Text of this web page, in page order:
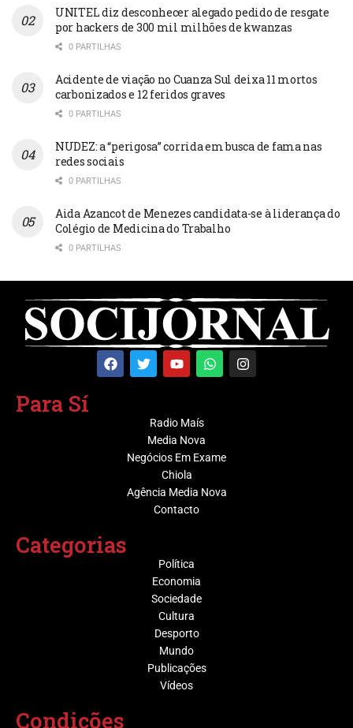
UNITEL diz desconhecer alegado pedido de resgate
por hackers de 300 mil milhões de kwanzas
0 PARTILHAS
Acidente de viação no Cuanza Sul deixa 11 mortos
carbonizados e 12 feridos graves
0 PARTILHAS
NUDEZ: a “perigosa” corrida em busca de fama nas
redes sociais
0 PARTILHAS
Aida Azancot de Menezes candidata-se à liderança do
Colégio de Medicina do Trabalho
0 PARTILHAS
Para Sí
Radio Maís
Media Nova
Negócios Em Exame
Chiola
Agência Media Nova
Contacto
Categorias
Política
Economia
Sociedade
Cultura
Desporto
Mundo
Publicações
Vídeos
Condições